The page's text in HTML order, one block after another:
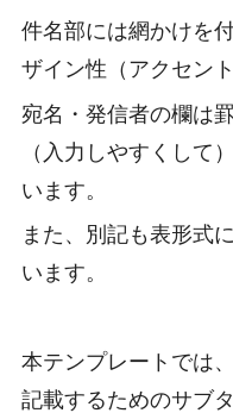
件名部には網かけを
ザイン性（アクセン
宛名・発信者の欄は
（入力しやすくして
います。
また、別記も表形式
います。
本テンプレートでは
記載するためのサブ